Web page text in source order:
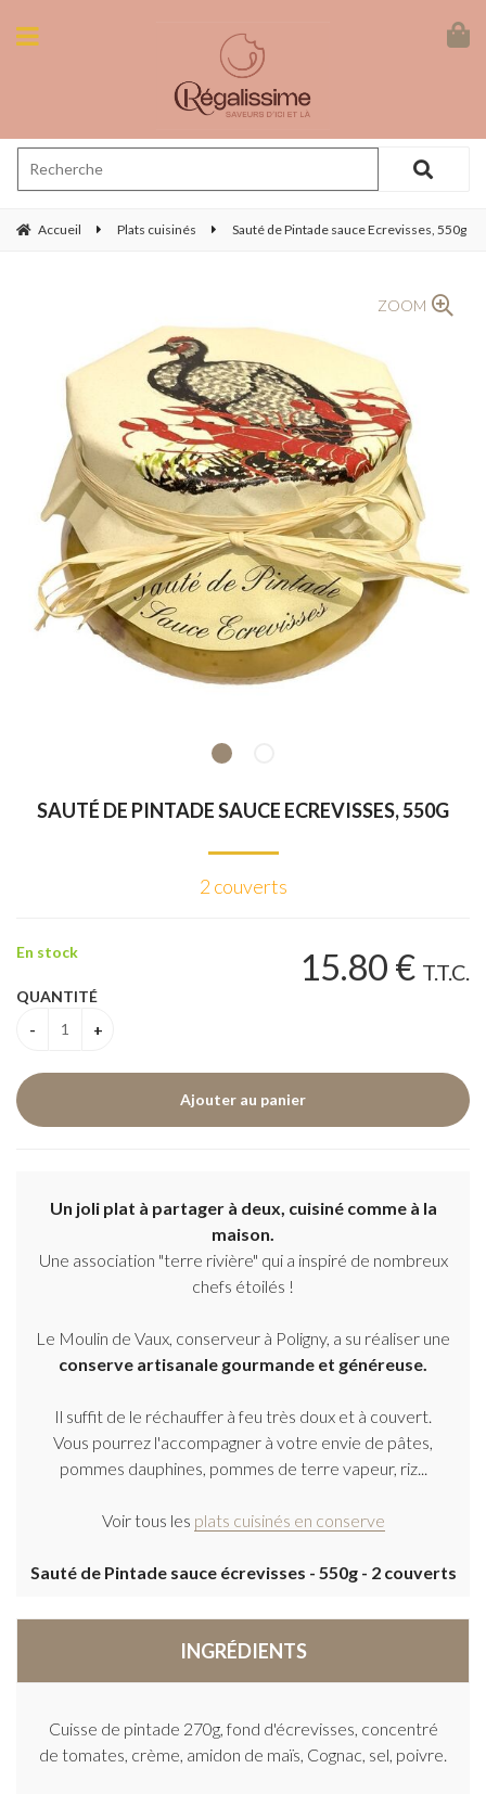
Accueil Plats cuisinés Sauté de Pintade sauce Ecrevisses, 550g
ZOOM
SAUTÉ DE PINTADE SAUCE ECREVISSES, 550G
2 couverts
15.80 € T.T.C.
En stock
QUANTITÉ
Un joli plat à partager à deux, cuisiné comme à la
maison.
Une association "terre rivière" qui a inspiré de nombreux
chefs étoilés !
Le Moulin de Vaux, conserveur à Poligny, a su réaliser une
conserve artisanale gourmande et généreuse.
Il suffit de le réchauffer à feu très doux et à couvert.
Vous pourrez l'accompagner à votre envie de pâtes,
pommes dauphines, pommes de terre vapeur, riz...
Voir tous les plats cuisinés en conserve
Sauté de Pintade sauce écrevisses - 550g - 2 couverts
INGRÉDIENTS
Cuisse de pintade 270g, fond d'écrevisses, concentré
de tomates, crème, amidon de maïs, Cognac, sel, poivre.